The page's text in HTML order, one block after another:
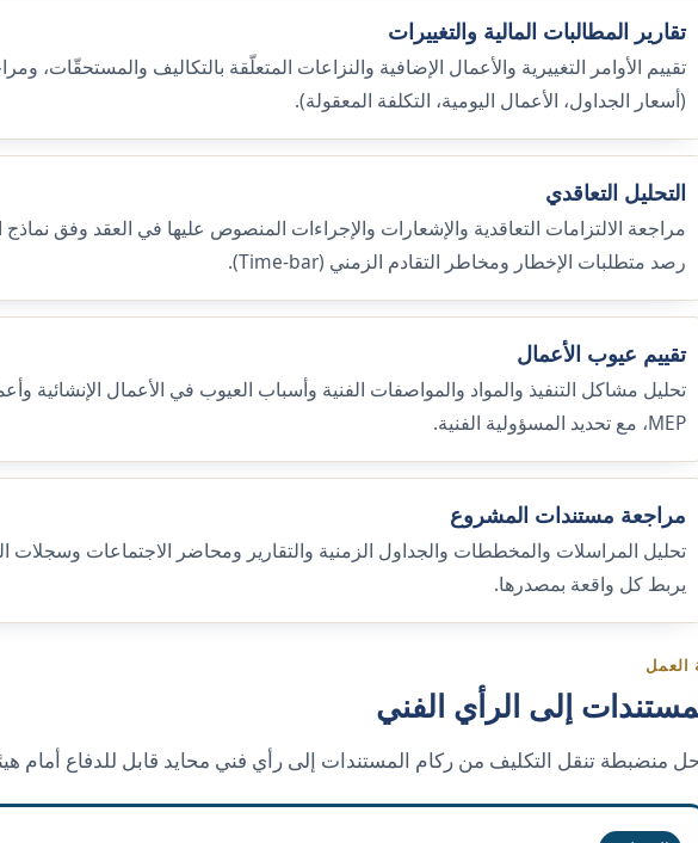
تقارير المطالبات المالية والتغييرات
تقييم الأوامر التغييرية والأعمال الإضافية والنزاعات المتعلّقة بالتكاليف والمستحقّات،
(أسعار الجداول، الأعمال اليومية، التكلفة المعقولة).
التحليل التعاقدي
مراجعة الالتزامات التعاقدية والإشعارات والإجراءات المنصوص عليها في العقد وفق نماذج
رصد متطلبات الإخطار ومخاطر التقادم الزمني (Time-bar).
تقييم عيوب الأعمال
تحليل مشاكل التنفيذ والمواد والمواصفات الفنية وأسباب العيوب في الأعمال الإنشائية
MEP، مع تحديد المسؤولية الفنية.
مراجعة مستندات المشروع
تحليل المراسلات والمخططات والجداول الزمنية والتقارير ومحاضر الاجتماعات
يربط كل واقعة بمصدرها.
العمل
إلى الرأي الفني
منضبطة تنقل التكليف من ركام المستندات إلى رأي فني محايد قابل للدفاع أمام